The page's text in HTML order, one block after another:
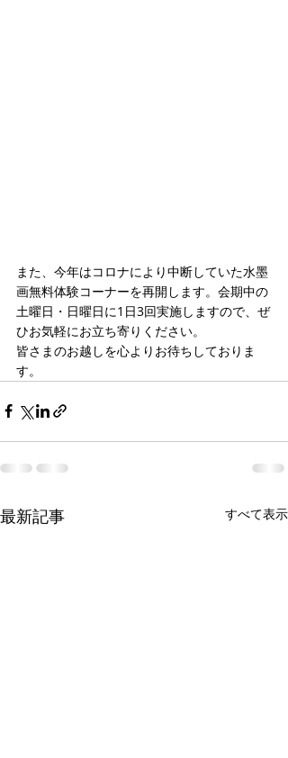
また、今年はコロナにより中断していた水墨
画無料体験コーナーを再開します。会期中の
土曜日・日曜日に1日3回実施しますので、ぜ
ひお気軽にお立ち寄りください。
皆さまのお越しを心よりお待ちしておりま
す。
最新記事 すべて表示